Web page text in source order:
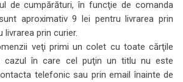
de cumpărături, în funcţie de comanda
aproximativ 9 lei pentru livrarea prin
livrarea prin curier.
veţi primi un colet cu toate cărţile
cazul în care cel puţin un titlu nu este
telefonic sau prin email înainte de